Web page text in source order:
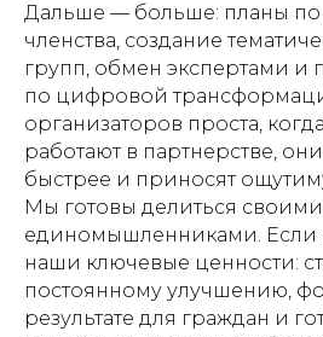
Дальше — больше: планы
членства, создание
групп, обмен экспертами и
по цифровой
организаторов проста,
работают в партнерстве,
быстрее и приносят
Мы готовы делиться
единомышленниками. Если
наши ключевые ценности:
постоянному улучшению,
результате для граждан и